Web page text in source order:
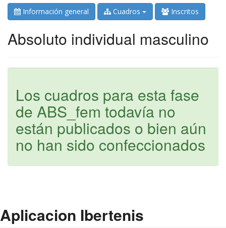
Información general Cuadros Inscritos
Absoluto individual masculino
Los cuadros para esta fase
de ABS_fem todavía no
están publicados o bien aún
no han sido confeccionados
Aplicacion Ibertenis